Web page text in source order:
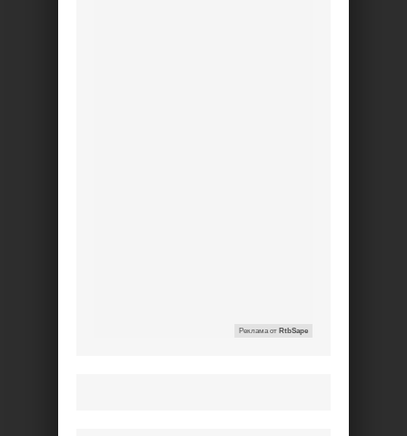
Реклама от RtbSape